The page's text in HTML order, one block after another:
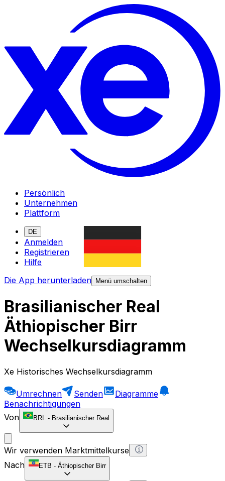
Persönlich
Unternehmen
Plattform
DE
Anmelden
Registrieren
Hilfe
Die App herunterladen
Menü umschalten
Brasilianischer Real
Äthiopischer Birr
Wechselkursdiagramm
Xe Historisches Wechselkursdiagramm
Umrechnen Senden
Diagramme
Benachrichtigungen
Von
BRL - Brasilianischer Real
Wir verwenden Marktmittelkurse
Nach
ETB - Äthiopischer Birr